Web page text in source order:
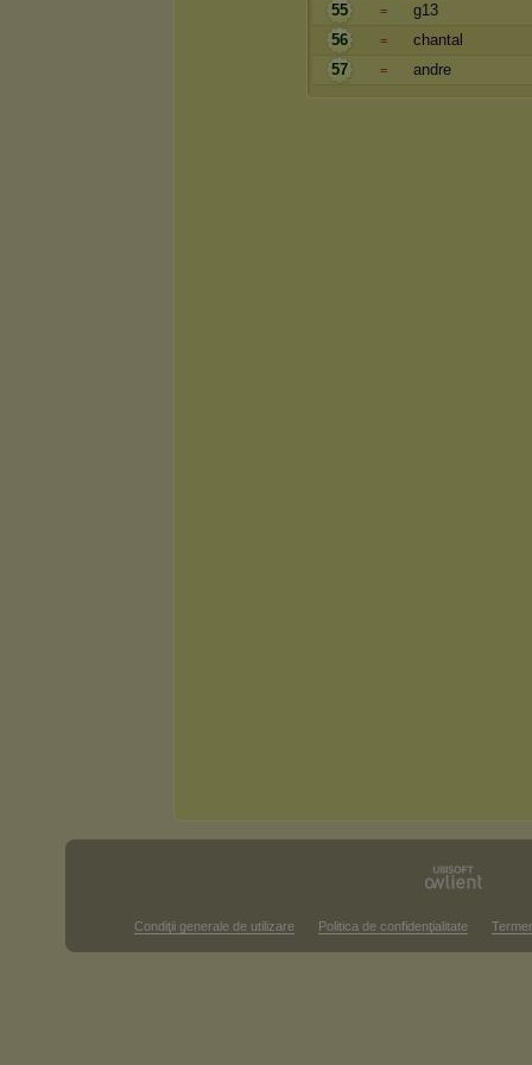
55
=
g13
56
=
chantal
57
= andre
Condiţii generale de utilizare Politica de confidenţialitate